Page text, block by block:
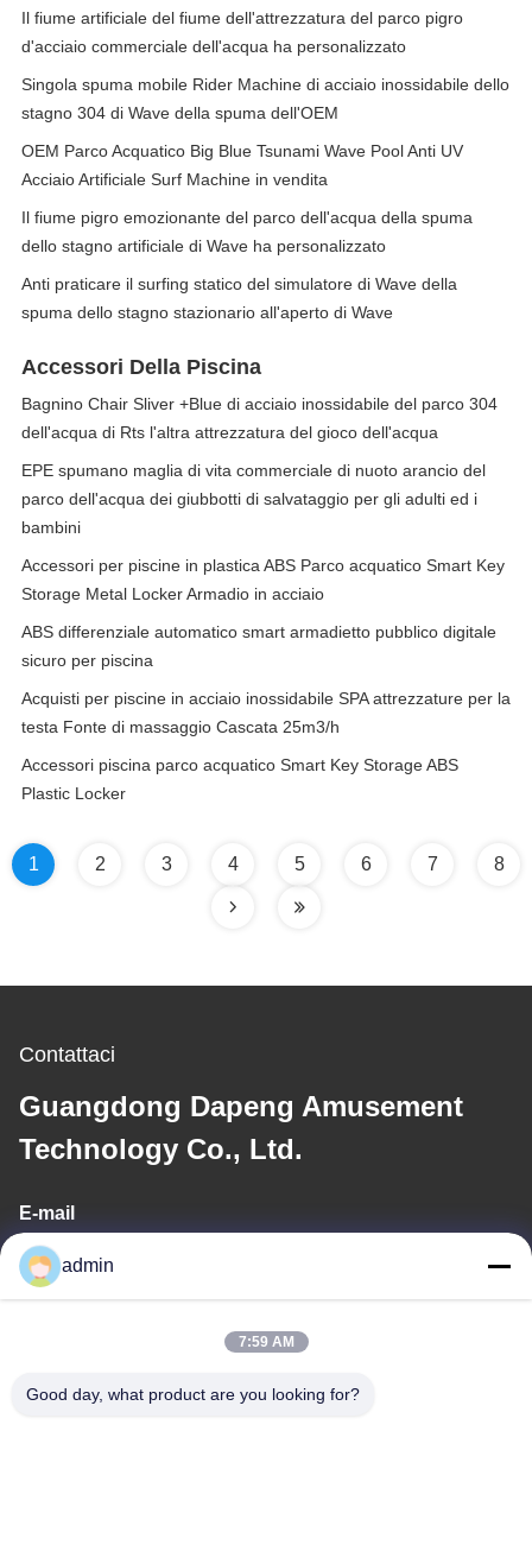
Il fiume artificiale del fiume dell'attrezzatura del parco pigro
d'acciaio commerciale dell'acqua ha personalizzato
Singola spuma mobile Rider Machine di acciaio inossidabile dello
stagno 304 di Wave della spuma dell'OEM
OEM Parco Acquatico Big Blue Tsunami Wave Pool Anti UV
Acciaio Artificiale Surf Machine in vendita
Il fiume pigro emozionante del parco dell'acqua della spuma
dello stagno artificiale di Wave ha personalizzato
Anti praticare il surfing statico del simulatore di Wave della
spuma dello stagno stazionario all'aperto di Wave
Accessori Della Piscina
Bagnino Chair Sliver +Blue di acciaio inossidabile del parco 304
dell'acqua di Rts l'altra attrezzatura del gioco dell'acqua
EPE spumano maglia di vita commerciale di nuoto arancio del
parco dell'acqua dei giubbotti di salvataggio per gli adulti ed i
bambini
Accessori per piscine in plastica ABS Parco acquatico Smart Key
Storage Metal Locker Armadio in acciaio
ABS differenziale automatico smart armadietto pubblico digitale
sicuro per piscina
Acquisti per piscine in acciaio inossidabile SPA attrezzature per la
testa Fonte di massaggio Cascata 25m3/h
Accessori piscina parco acquatico Smart Key Storage ABS
Plastic Locker
1 2 3 4 5 6 7 8
Contattaci
Guangdong Dapeng Amusement
Technology Co., Ltd.
E-mail
Sales01@dpwaterpark.com
Indirizzo
admin
7:59 AM
Good day, what product are you looking for?